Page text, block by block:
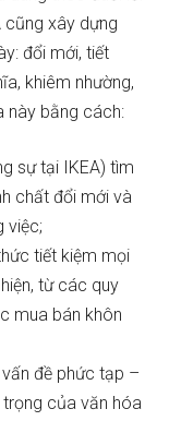
cũng xây dựng
đổi mới, tiết
khiêm nhường,
này bằng cách:
sự tại IKEA) tìm
chất đổi mới và
việc;
tiết kiệm mọi
từ các quy
mua bán khôn
đề phức tạp –
của văn hóa